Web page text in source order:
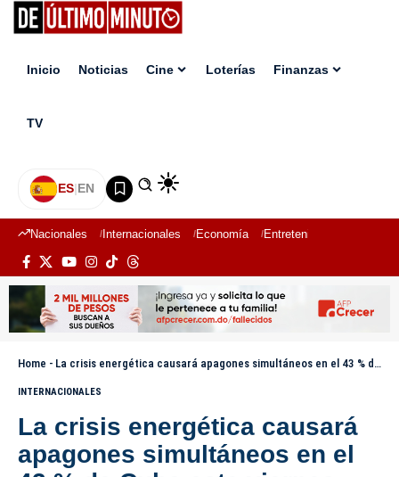
Inicio Noticias Cine Loterías Finanzas
TV
ES|EN
Nacionales Internacionales Economía Entretenimiento
Home - La crisis energética causará apagones simultáneos en el 43 % de Cuba este viernes
INTERNACIONALES
La crisis energética causará
apagones simultáneos en el